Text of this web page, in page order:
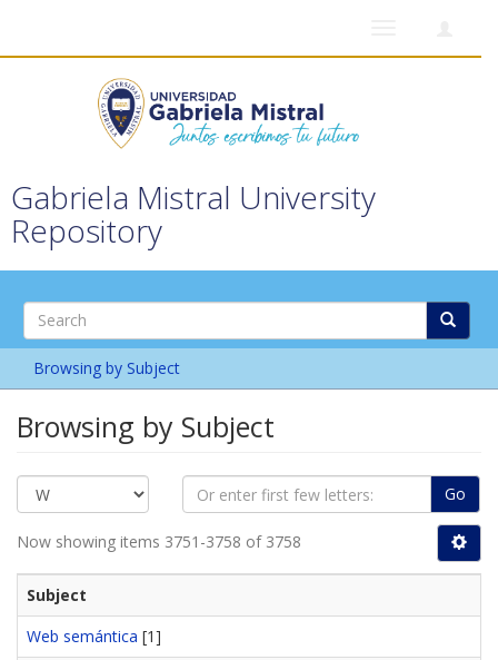
Gabriela Mistral University
Repository
Browsing by Subject
Browsing by Subject
Go
Now showing items 3751-3758 of 3758
Subject
Web semántica [1]